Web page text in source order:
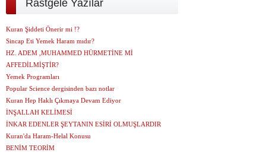
Rastgele Yazılar
Kuran Şiddeti Önerir mi !?
Sincap Eti Yemek Haram mıdır?
HZ. ADEM ,MUHAMMED HÜRMETİNE Mİ
AFFEDİLMİŞTİR?
Yemek Programları
Popular Science dergisinden bazı notlar
Kuran Hep Haklı Çıkmaya Devam Ediyor
İNŞALLAH KELİMESİ
İNKAR EDENLER ŞEYTANIN ESİRİ OLMUŞLARDIR
Kuran'da Haram-Helal Konusu
BENİM TEORİM